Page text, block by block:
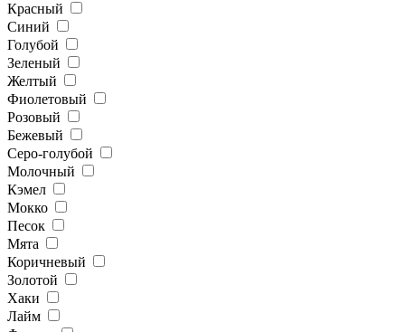
Красный
Синий
Голубой
Зеленый
Желтый
Фиолетовый
Розовый
Бежевый
Серо-голубой
Молочный
Кэмел
Мокко
Песок
Мята
Коричневый
Золотой
Хаки
Лайм